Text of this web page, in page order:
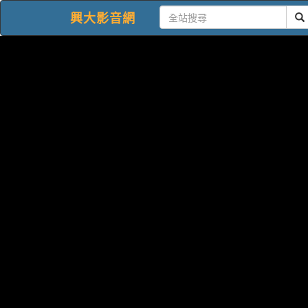
興大影音網